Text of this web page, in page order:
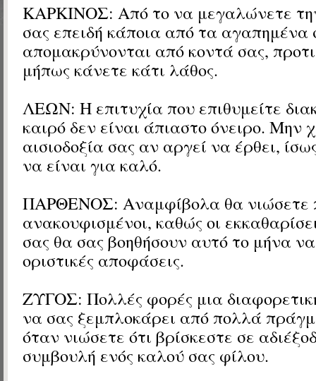
ΚΑΡΚΙΝΟΣ: Από το να μεγαλώνετε
σας επειδή κάποια από τα
απομακρύνονται από κοντά σας,
μήπως κάνετε κάτι λάθος.
ΛΕΩΝ: Η επιτυχία που επιθυμείτε
καιρό δεν είναι άπιαστο όνειρο. Μην
αισιοδοξία σας αν αργεί να έρθει,
να είναι για καλό.
ΠΑΡΘΕΝΟΣ: Αναμφίβολα θα νιώσετε
ανακουφισμένοι, καθώς οι
σας θα σας βοηθήσουν αυτό το μήνα
οριστικές αποφάσεις.
ΖΥΓΟΣ: Πολλές φορές μια
να σας ξεμπλοκάρει από πολλά
όταν νιώσετε ότι βρίσκεστε σε
συμβουλή ενός καλού σας φίλου.